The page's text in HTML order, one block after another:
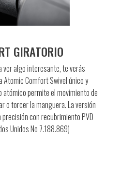
GIRATORIO
ver algo interesante, te verás
Atomic Comfort Swivel único y
atómico permite el movimiento de
o torcer la manguera. La versión
con recubrimiento PVD
Unidos No 7.188.869)